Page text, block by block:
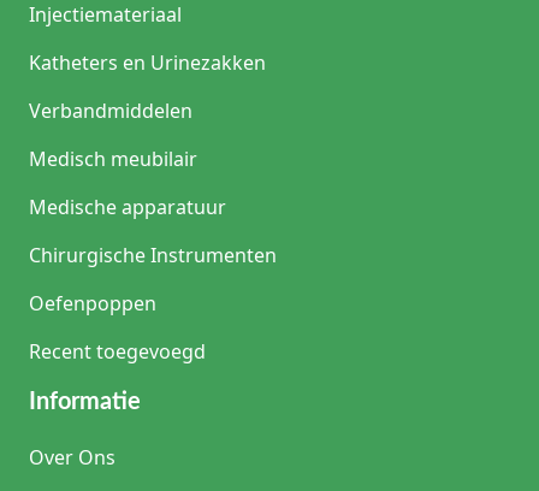
Injectiemateriaal
Katheters en Urinezakken
Verbandmiddelen
Medisch meubilair
Medische apparatuur
Chirurgische Instrumenten
Oefenpoppen
Recent toegevoegd
Informatie
Over Ons